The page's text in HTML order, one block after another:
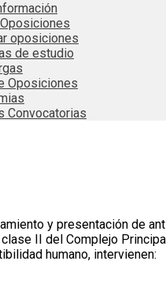
oposiciones
de estudio
Oposiciones
Convocatorias
y presentación de
II del Complejo
humano, intervienen: